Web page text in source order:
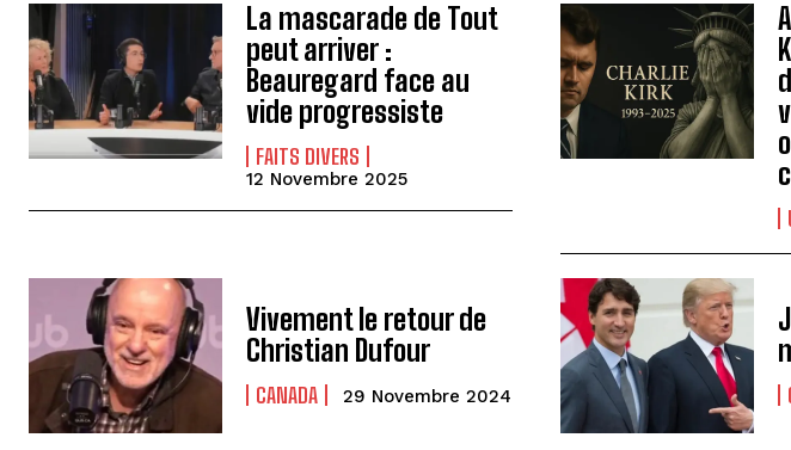
La mascarade de Tout
peut arriver :
Beauregard face au
vide progressiste
FAITS DIVERS
12 Novembre 2025
Vivement le retour de
Christian Dufour
CANADA 29 Novembre 2024